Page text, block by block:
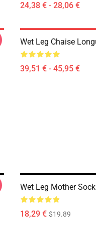
24,38 € - 28,06 €
Wet Leg Chaise
39,51 € - 45,95 €
Wet Leg Mother
18,29 € $19.89